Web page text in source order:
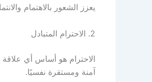
يعزز الشعور بالاهتمام
2. الاحترام المتبادل
الاحترام هو أساس أي علاقة
آمنة ومستقرة نفسيًا.